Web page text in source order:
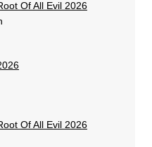
Of All Evil 2026
Of All Evil 2026